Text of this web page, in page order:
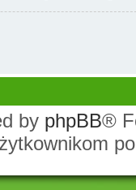
by phpBB®